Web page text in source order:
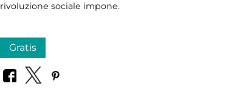
rivoluzione sociale impone.
Gratis